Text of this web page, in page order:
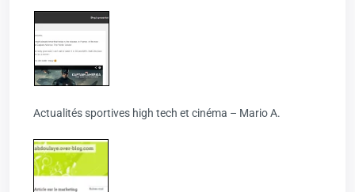
Actualités sportives high tech et cinéma – Mario A.